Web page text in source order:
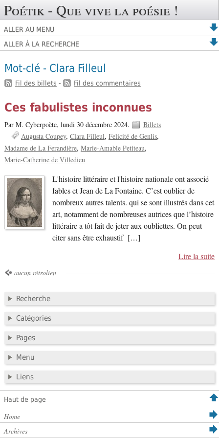
Poétik - Que vive la poésie !
ALLER AU MENU
ALLER À LA RECHERCHE
Mot-clé - Clara Filleul
Fil des billets - Fil des commentaires
Ces fabulistes inconnues
Par M. Cyberpoète, lundi 30 décembre 2024.
Billets
Augusta Coupey Clara Filleul Felicité de Genlis
Madame de La Ferandière Marie-Amable Petiteau
Marie-Catherine de Villedieu
L'histoire littéraire et l'histoire nationale ont associé
fables et Jean de La Fontaine. C’est oublier de
nombreux autres talents. qui se sont illustrés dans cet
art, notamment de nombreuses autrices que l’histoire
littéraire a tôt fait de jeter aux oubliettes. On peut
citer sans être exhaustif […]
Lire la suite
aucun rétrolien
Recherche
Catégories
Pages
Menu
Liens
Haut de page
Home
Archives